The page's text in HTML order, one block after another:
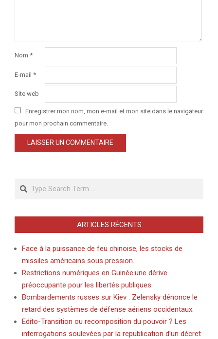
Nom *
E-mail *
Site web
Enregistrer mon nom, mon e-mail et mon site dans le navigateur
pour mon prochain commentaire.
Search
ARTICLES RÉCENTS
Face à la puissance de feu chinoise, les stocks de
missiles américains sous pression.
Restrictions numériques en Guinée:une dérive
préoccupante pour les libertés publiques.
Bombardements russes sur Kiev : Zelensky dénonce le
retard des systèmes de défense aériens occidentaux.
Edito-Transition ou recomposition du pouvoir ? Les
interrogations soulevées par la republication d’un décret